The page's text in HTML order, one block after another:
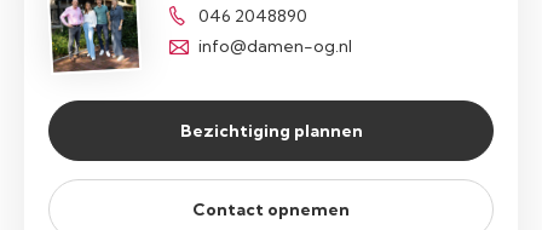
046 2048890
info@damen-og.nl
Bezichtiging plannen
Contact opnemen